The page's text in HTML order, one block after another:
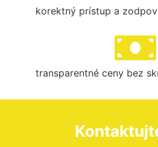
korektný prístup a
transparentné ceny bez